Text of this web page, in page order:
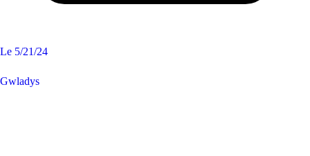
Le 5/21/24
Gwladys